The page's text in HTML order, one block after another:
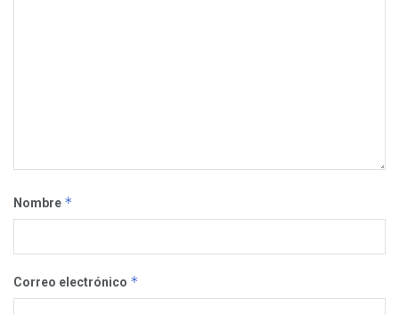
Nombre *
Correo electrónico *